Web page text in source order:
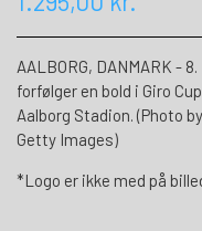
AALBORG, DANMARK -
forfølger en bold i Giro
Aalborg Stadion. (Photo
Getty Images)
*Logo er ikke med på